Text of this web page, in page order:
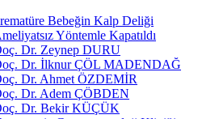
Bebeğin Kalp Deliği
Yöntemle Kapatıldı
Dr. Zeynep DURU
Dr. İlknur ÇÖL MADENDAĞ
Dr. Ahmet ÖZDEMİR
Dr. Adem ÇÖBDEN
Dr. Bekir KÜÇÜK